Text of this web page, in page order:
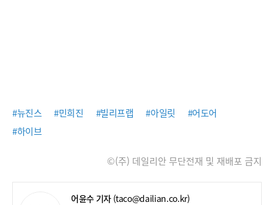
#뉴진스 #민희진 #빌리프랩 #아일릿
#어도어
#하이브
©(주) 데일리안 무단전재 및 재배포 금지
어윤수 기자 (taco@dailian.co.kr)